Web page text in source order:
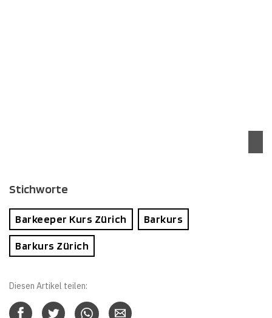
Stichworte
Barkeeper Kurs Zürich Barkurs
Barkurs Zürich
Diesen Artikel teilen: